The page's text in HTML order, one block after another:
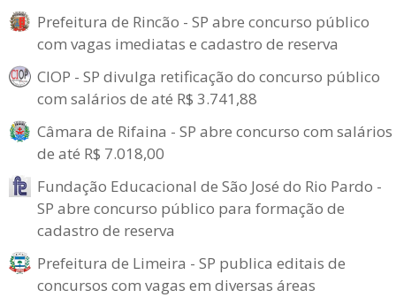
Prefeitura de Rincão - SP abre concurso público
com vagas imediatas e cadastro de reserva
CIOP - SP divulga retificação do concurso público
com salários de até R$ 3.741,88
Câmara de Rifaina - SP abre concurso com salários
de até R$ 7.018,00
Fundação Educacional de São José do Rio Pardo -
SP abre concurso público para formação de
cadastro de reserva
Prefeitura de Limeira - SP publica editais de
concursos com vagas em diversas áreas